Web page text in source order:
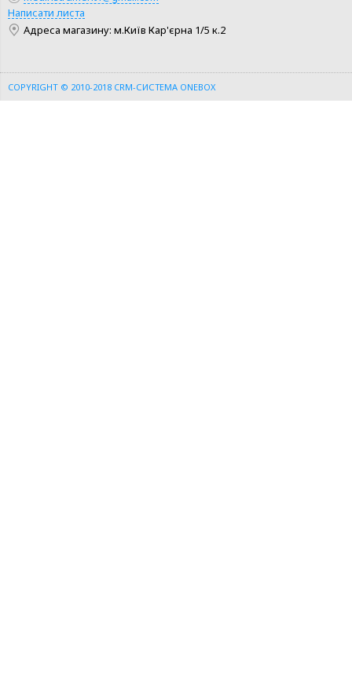
Написати листа
Адреса магазину: м.Київ Кар'єрна 1/5 к.2
COPYRIGHT © 2010-2018 CRM-СИСТЕМА ONEBOX